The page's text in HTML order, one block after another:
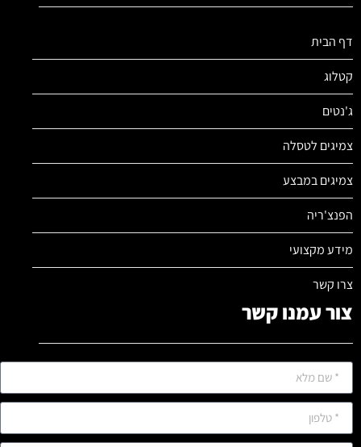
דף הבית
קטלוג
ג'נטים
צמיגים לטסלה
צמיגים במבצע
הפנצ'ריה
מידע מקצועי
צרו קשר
צור עמנו קשר